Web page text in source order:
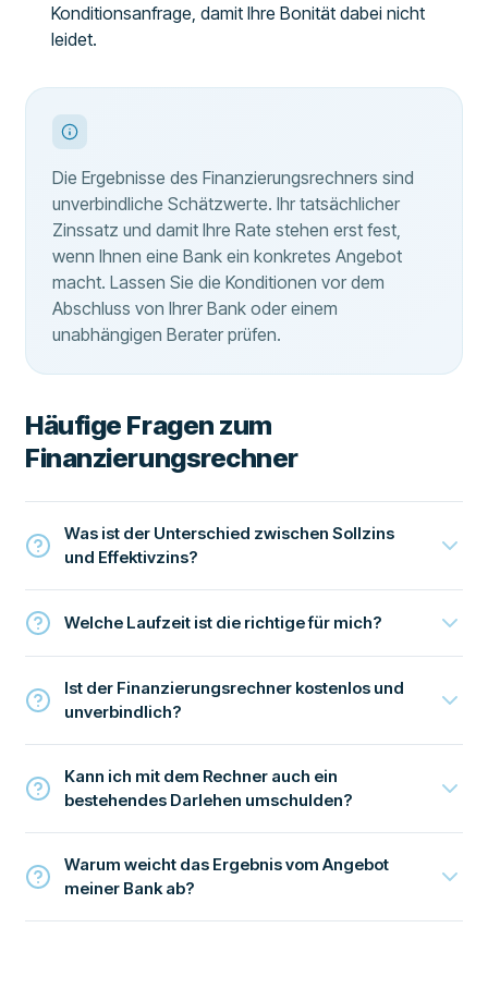
Konditionsanfrage, damit Ihre Bonität dabei nicht
leidet.
Die Ergebnisse des Finanzierungsrechners sind
unverbindliche Schätzwerte. Ihr tatsächlicher
Zinssatz und damit Ihre Rate stehen erst fest,
wenn Ihnen eine Bank ein konkretes Angebot
macht. Lassen Sie die Konditionen vor dem
Abschluss von Ihrer Bank oder einem
unabhängigen Berater prüfen.
Häufige Fragen zum
Finanzierungsrechner
Was ist der Unterschied zwischen Sollzins
und Effektivzins?
Welche Laufzeit ist die richtige für mich?
Ist der Finanzierungsrechner kostenlos und
unverbindlich?
Kann ich mit dem Rechner auch ein
bestehendes Darlehen umschulden?
Warum weicht das Ergebnis vom Angebot
meiner Bank ab?